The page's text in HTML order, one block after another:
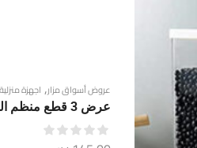
عروض أسواق مزار, اجهزة
عرض 3 قطع منظم الحبوب بسعة 1 لتر لتخزين الأرز والحبوب بسهولة ويسر